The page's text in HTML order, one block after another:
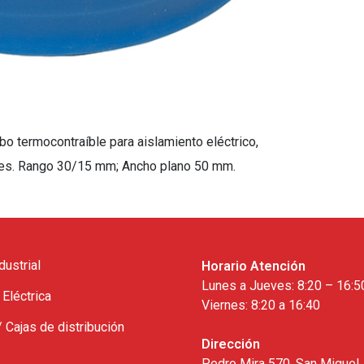
termocontraíble para aislamiento eléctrico,
Rango 30/15 mm; Ancho plano 50 mm.
Cajas de distribución
Horario Atención
Lunes a Jueves: 8:20 –
Viernes: 8:20 a 16:40
Dirección